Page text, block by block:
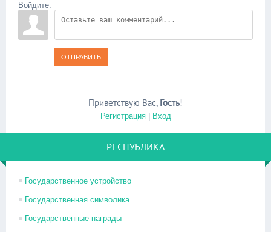
Войдите:
ОТПРАВИТЬ
Приветствую Вас, Гость!
Регистрация| Вход
РЕСПУБЛИКА
Государственное устройство
Государственная символика
Государственные награды